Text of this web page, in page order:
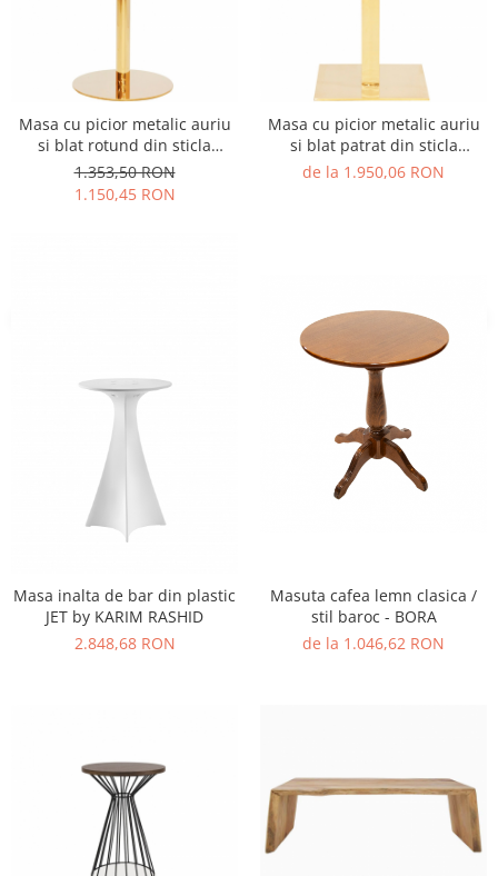
Blaturi de masa
Blaturi din PAL
Blaturi din MDF
Blaturi din metal
Scaun laborator
Masa cu picior metalic auriu
si blat rotund din sticla
RSF43G
1.353,50 RON
1.150,45 RON
Masa cu picior metalic auriu
si blat patrat din sticla
RSF39G
de la 1.950,06 RON
Masa inalta de bar din plastic
JET by KARIM RASHID
2.848,68 RON
Masuta cafea lemn clasica /
stil baroc - BORA
de la 1.046,62 RON